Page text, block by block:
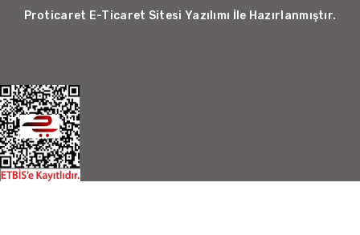
Proticaret E-Ticaret Sitesi Yazılımı İle Hazırlanmıştır.